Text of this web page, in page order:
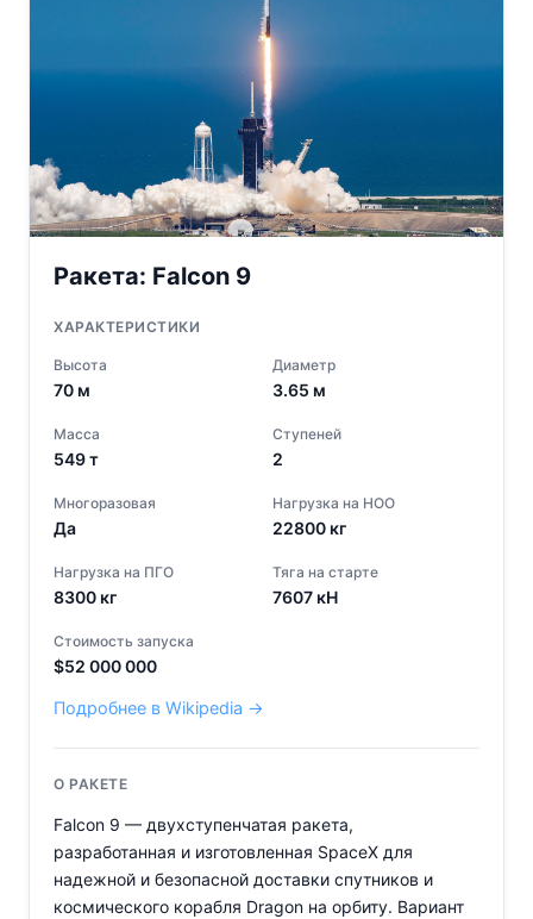
Ракета: Falcon 9
ХАРАКТЕРИСТИКИ
Высота
70 м
Диаметр
3.65 м
Масса
549т
Ступеней
2
Многоразовая
Да
Нагрузка на НОО
22800 кг
Нагрузка на ПГО
8300 кг
Тяга на старте
7607 кН
Стоимость запуска
$52 000 000
Подробнее в Wikipedia →
О РАКЕТЕ
Falcon 9 — двухступенчатая ракета,
разработанная и изготовленная SpaceX для
надежной и безопасной доставки спутников и
космического корабля Dragon на орбиту. Вариант